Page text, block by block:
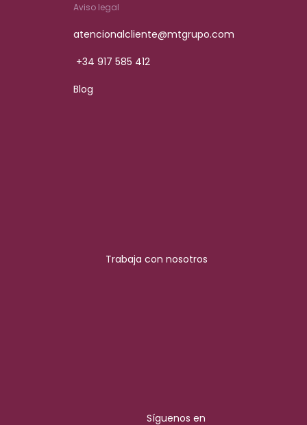
Aviso legal
atencionalcliente@mtgrupo.com
+34 917 585 412
Blog
Trabaja con nosotros
Síguenos en